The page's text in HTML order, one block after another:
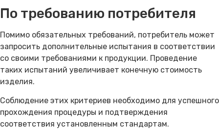
По требованию потребителя
Помимо обязательных требований, потребитель может
запросить дополнительные испытания в соответствии
со своими требованиями к продукции. Проведение
таких испытаний увеличивает конечную стоимость
изделия.
Соблюдение этих критериев необходимо для успешного
прохождения процедуры и подтверждения
соответствия установленным стандартам.